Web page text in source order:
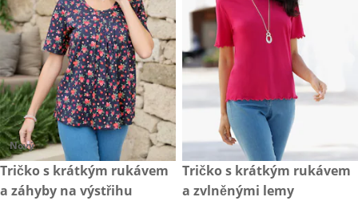
Nový
399,- Kč
Tričko s krátkým rukávem
a záhyby na výstřihu
299,- Kč
Tričko s krátkým rukávem
a zvlněnými lemy